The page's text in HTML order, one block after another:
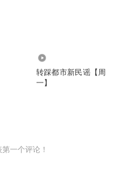
转踩都市新民谣【周
一】
一个评论！